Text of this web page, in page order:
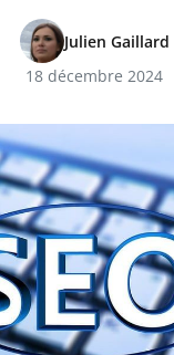
Julien Gaillard
18 décembre 2024